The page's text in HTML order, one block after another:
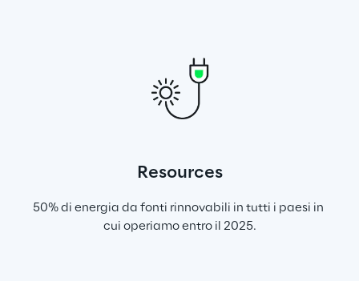
Resources
50% di energia da fonti rinnovabili in tutti i paesi in
cui operiamo entro il 2025.